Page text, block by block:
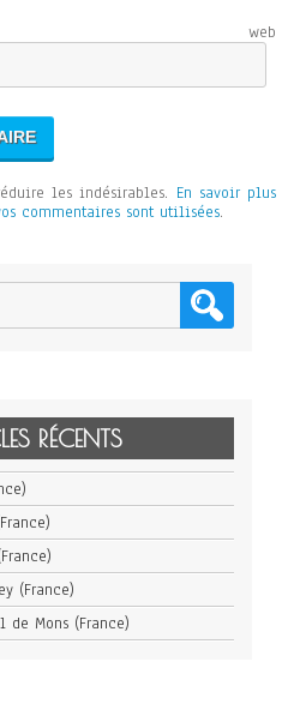
web
les indésirables. En savoir plus
commentaires sont utilisées.
RÉCENTS
(France)
de Mons (France)